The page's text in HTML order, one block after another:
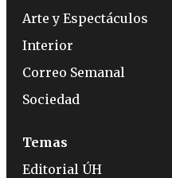
Arte y Espectáculos
Interior
Correo Semanal
Sociedad
Temas
Editorial ÚH